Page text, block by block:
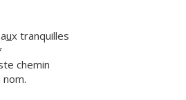
ux tranquilles
chemin